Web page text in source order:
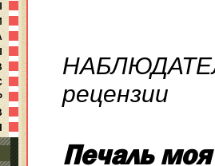
рецензии
Печаль моя